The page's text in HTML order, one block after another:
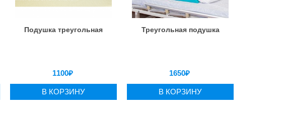
Подушка треугольная
1100₽
В КОРЗИНУ
Треугольная подушка
1650₽
В КОРЗИНУ